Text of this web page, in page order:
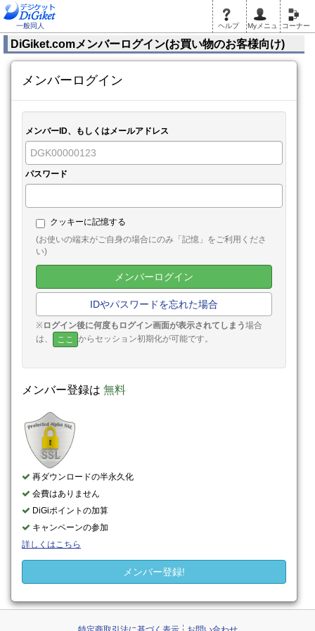
一般同人 ヘルプ Myメニュ コーナー
DiGiket.comメンバーログイン(お買い物のお客様向け)
メンバーログイン
メンバーID、もしくはメールアドレス
パスワード
クッキーに記憶する
(お使いの端末がご自身の場合にのみ「記憶」をご利用くださ
い)
メンバーログイン
IDやパスワードを忘れた場合
※ログイン後に何度もログイン画面が表示されてしまう場合
は、
ここ からセッション初期化が可能です。
メンバー登録は 無料
再ダウンロードの半永久化
会費はありません
DiGiポイントの加算
キャンペーンの参加
詳しくはこちら
メンバー登録!